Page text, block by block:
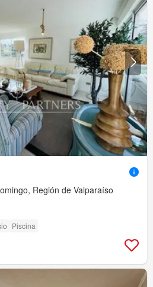
Región de Valparaíso
Piscina